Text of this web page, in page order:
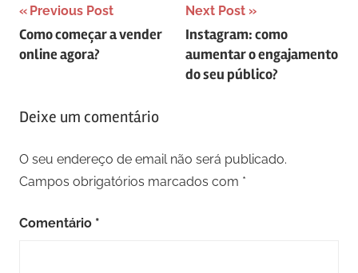
Navegação
de
Previous Post
Como começar a vender
online agora?
Next Post
Instagram: como
aumentar o engajamento
do seu público?
Deixe um comentário
O seu endereço de email não será publicado.
Campos obrigatórios marcados com *
Comentário *